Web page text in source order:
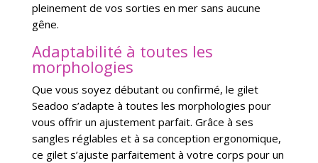
pleinement de vos sorties en mer sans aucune
gêne.
Adaptabilité à toutes les
morphologies
Que vous soyez débutant ou confirmé, le gilet
Seadoo s’adapte à toutes les morphologies pour
vous offrir un ajustement parfait. Grâce à ses
sangles réglables et à sa conception ergonomique,
ce gilet s’ajuste parfaitement à votre corps pour un